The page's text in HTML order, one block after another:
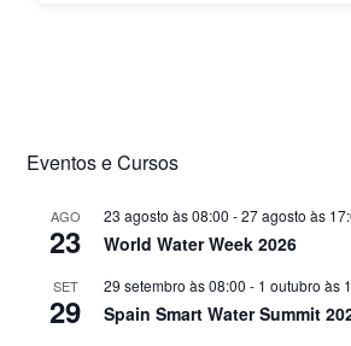
Eventos e Cursos
AGO
23
23 agosto às 08:00 -27 agosto às
World Water Week 2026
SET
29
29 setembro às 08:00 - 1 outubro às
Spain Smart Water Summit